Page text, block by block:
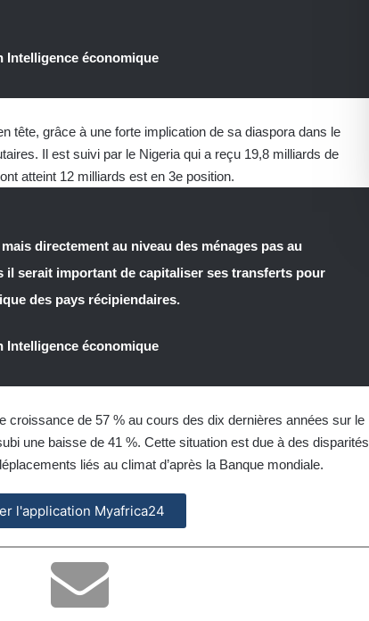
Intelligence économique
tête, grâce à une forte implication de sa diaspora dans le
Il est suivi par le Nigeria qui a reçu 19,8 milliards de
atteint 12 milliards est en 3e position.
directement au niveau des ménages pas au
il serait important de capitaliser ses transferts pour
des pays récipiendaires.
Intelligence économique
croissance de 57 % au cours des dix dernières années sur le
une baisse de 41 %. Cette situation est due à des disparités
liés au climat d’après la Banque mondiale.
l'application Myafrica24